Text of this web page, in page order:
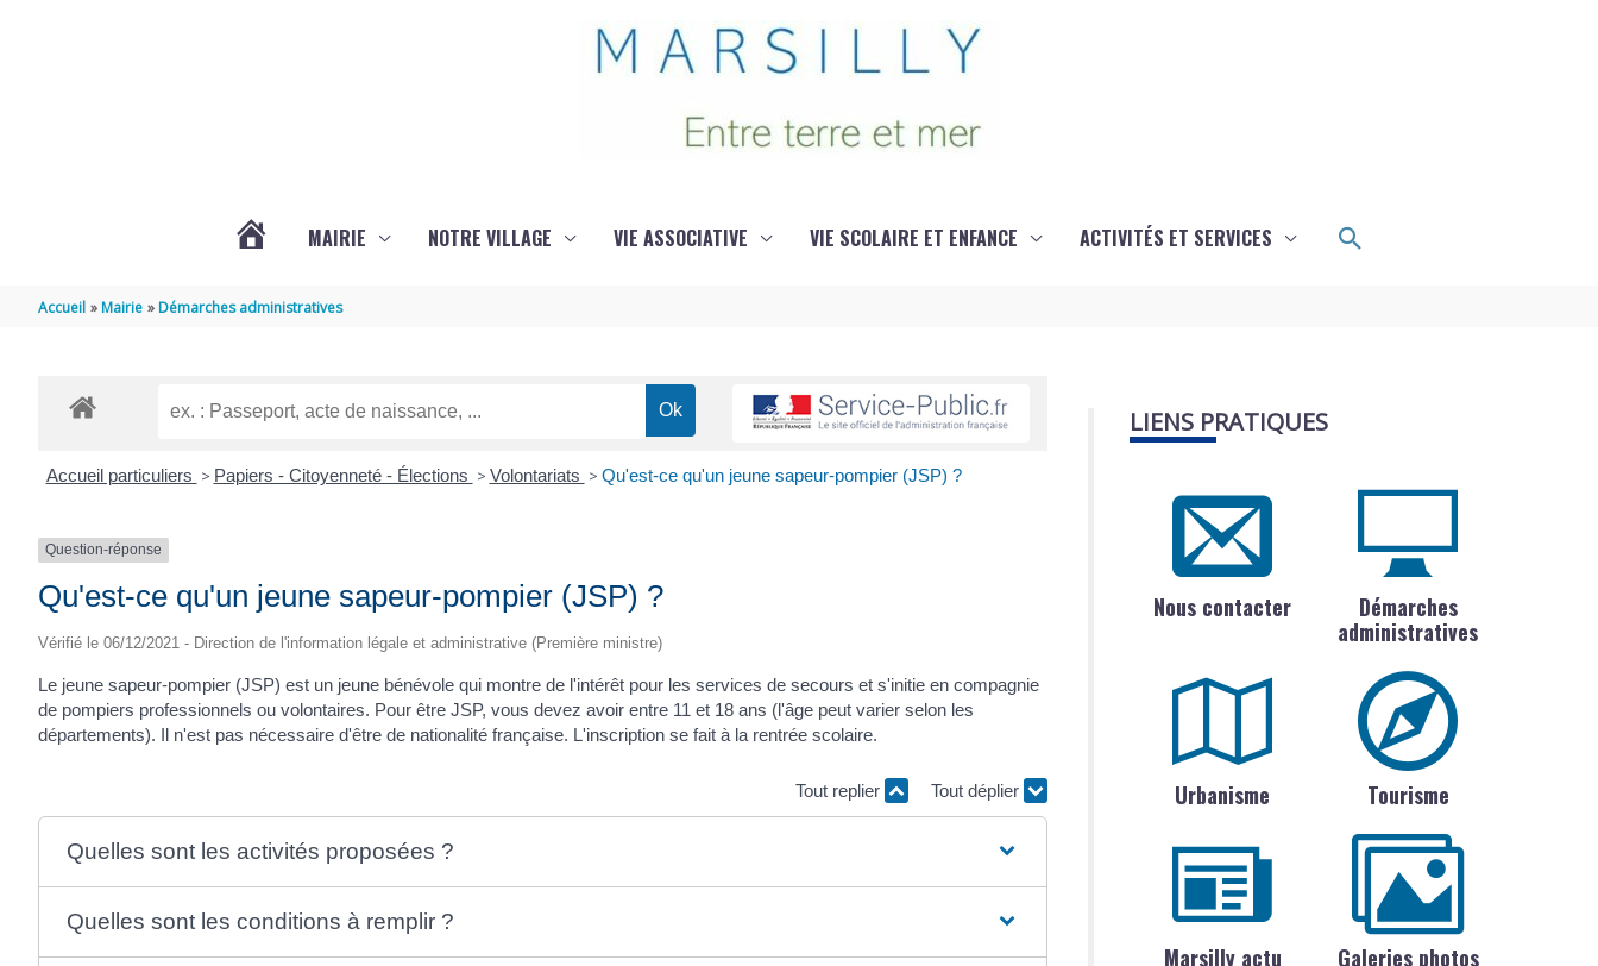
MARSILLY
MAIRIE NOTRE VILLAGE VIE ASSOCIATIVE VIE SCOLAIRE ET ENFANCE ACTIVITÉS ET SERVICES Rechercher
Accueil Mairie Démarches administratives
Accueil particuliers > Papiers - Citoyenneté - Élections > Volontariats > Qu'est-ce qu'un jeune sapeur-pompier (JSP) ?
Question-réponse
Qu'est-ce qu'un jeune sapeur-pompier (JSP) ?
Vérifié le 06/12/2021 - Direction de l'information légale et administrative (Première ministre)
Le jeune sapeur-pompier (JSP) est un jeune bénévole qui montre de l'intérêt pour les services de secours et s'initie en compagnie
de pompiers professionnels ou volontaires. Pour être JSP, vous devez avoir entre 11 et 18 ans (l'âge peut varier selon les
départements). Il n'est pas nécessaire d'être de nationalité française. L'inscription se fait à la rentrée scolaire.
Tout replier Tout déplier
Quelles sont les activités proposées ?
Quelles sont les conditions à remplir ?
LIENS PRATIQUES
Nous contacter
Démarches
administratives
Urbanisme Tourisme
Marsilly actu Galeries photos